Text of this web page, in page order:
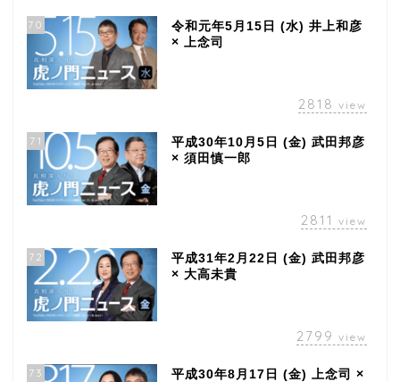
70
令和元年5月15日 (水) 井上和彦
× 上念司
2818 view
71
平成30年10月5日 (金) 武田邦彦
× 須田慎一郎
2811 view
72
平成31年2月22日 (金) 武田邦彦
× 大高未貴
2799 view
73
平成30年8月17日 (金) 上念司 ×